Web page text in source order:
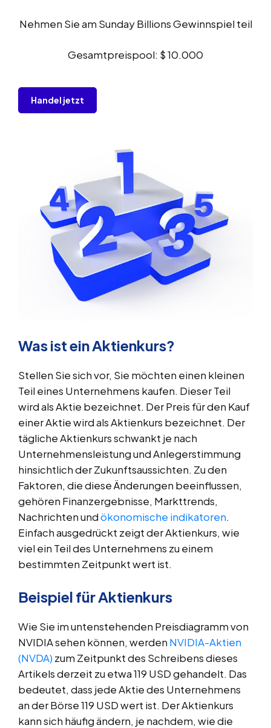
Nehmen Sie am Sunday Billions Gewinnspiel teil
Gesamtpreispool: $ 10.000
Handel jetzt
Was ist ein Aktienkurs?
Stellen Sie sich vor, Sie möchten einen kleinen
Teil eines Unternehmens kaufen. Dieser Teil
wird als Aktie bezeichnet. Der Preis für den Kauf
einer Aktie wird als Aktienkurs bezeichnet. Der
tägliche Aktienkurs schwankt je nach
Unternehmensleistung und Anlegerstimmung
hinsichtlich der Zukunftsaussichten. Zu den
Faktoren, die diese Änderungen beeinflussen,
gehören Finanzergebnisse, Markttrends,
Nachrichten undökonomische indikatoren.
Einfach ausgedrückt zeigt der Aktienkurs, wie
viel ein Teil des Unternehmens zu einem
bestimmten Zeitpunkt wert ist.
Beispiel für Aktienkurs
Wie Sie im untenstehenden Preisdiagramm von
NVIDIA sehen können, werden NVIDIA-Aktien
(NVDA) zum Zeitpunkt des Schreibens dieses
Artikels derzeit zu etwa 119 USD gehandelt. Das
bedeutet, dass jede Aktie des Unternehmens
an der Börse 119 USD wert ist. Der Aktienkurs
kann sich häufig ändern, je nachdem, wie die